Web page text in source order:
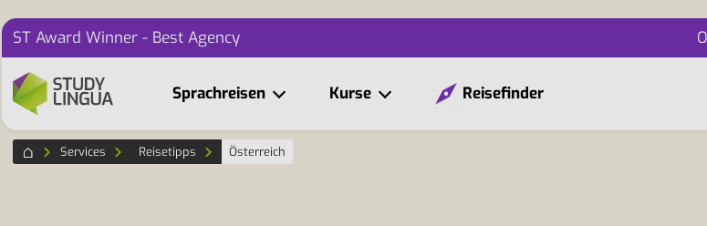
ST Award Winner - Best Agency
Sprachreisen Kurse Reisefinder
Services Reisetipps Österreich